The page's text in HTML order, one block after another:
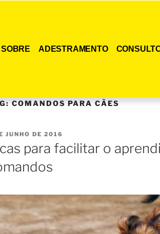
SOBRE ADESTRAMENTO
COMANDOS PARA CÃES
JUNHO DE 2016
para facilitar o